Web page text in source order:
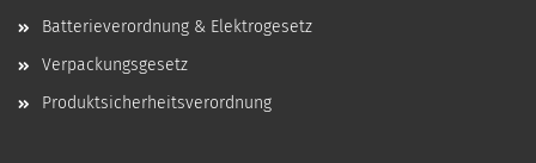
Batterieverordnung & Elektrogesetz
Verpackungsgesetz
Produktsicherheitsverordnung